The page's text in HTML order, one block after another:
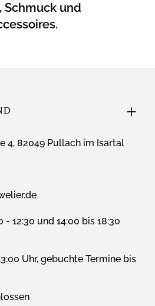
Schmuck und
4, 82049 Pullach im Isartal
- 12:30 und 14:00 bis 18:30
Uhr, gebuchte Termine bis